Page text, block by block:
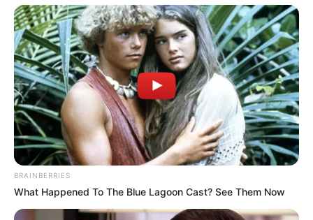
un peu plus bas sur cette même page.
Le pronostic étant établi 24 heures à l’avance, il est
préférable de venir vérifier celui-ci quelques minutes avant
le départ. Car dans le cas de non-partant le pronostic est
susceptible d’évoluer jusqu’à 15 minutes avant la course
du Tiercé Quarté Quinté.
Pour vous aider à faire votre prono n’hésitez pas à utiliser
notre logiciel de Pronostics-Spotou bien notrelogiciel-Turf
ils ont l’avantage d’être gratuits.
BRAINBERRIES
What Happened To The Blue Lagoon Cast? See Them Now